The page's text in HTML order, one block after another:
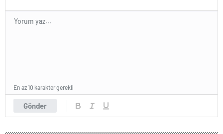
Gönder
En az 10 karakter gerekli